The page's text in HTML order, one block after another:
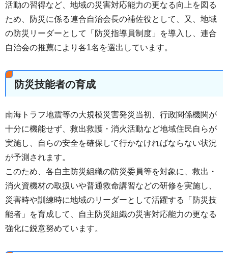
活動の習得など、地域の災害対応能力の更なる向上を図る
ため、防災に係る連合自治会長の補佐役として、又、地域
の防災リーダーとして「防災指導員制度」を導入し、連合
自治会の推薦により各1名を選出しています。
防災技能者の育成
南海トラフ地震等の大規模災害発災当初、行政関係機関が
十分に機能せず、救出救護・消火活動など地域住民自らが
実施し、自らの安全を確保して行かなければならない状況
が予測されます。
このため、各自主防災組織の防災委員等を対象に、救出・
消火資機材の取扱いや普通救命講習などの研修を実施し、
災害時や訓練時に地域のリーダーとして活躍する「防災技
能者」を育成して、自主防災組織の災害対応能力の更なる
強化に鋭意努めています。